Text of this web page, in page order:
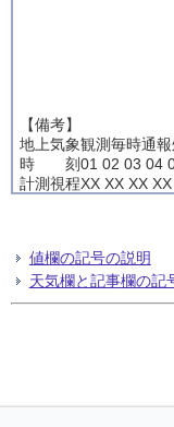
【備考】
地上気象観測毎時通
時 刻01 02 03 04 05
計測視程XX XX XX
値欄の記号の説明
天気欄と記事欄の記